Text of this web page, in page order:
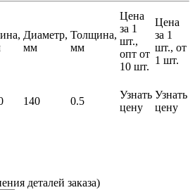
Диаметр,
мм
Толщина,
мм
Цена
за 1
шт.,
опт от
10 шт.
Цена
за 1
шт., от
1 шт.
140 0.5
Узнать
цену
Узнать
цену
деталей заказа)